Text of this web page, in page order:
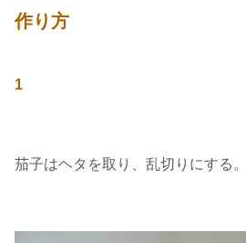
作り方
1
茄子はヘタを取り、乱切りにする。